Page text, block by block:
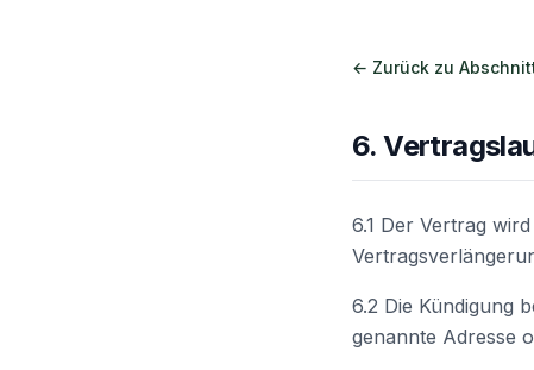
← Zurück zu
6.
6.1 Der Vertrag
6.2 Die Kündigung
genannte Adresse